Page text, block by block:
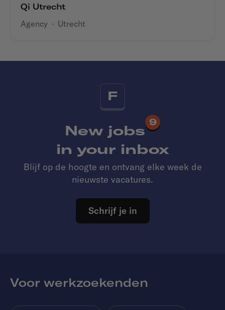
Qi Utrecht
Agency · Utrecht
F
New jobs
9
in your inbox
Blijf op de hoogte en ontvang elke week de
nieuwste vacatures.
Schrijf je in
Voor werkzoekenden